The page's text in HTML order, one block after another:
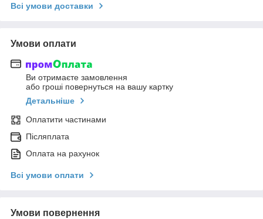
Всі умови доставки
Умови оплати
Ви отримаєте замовлення
або гроші повернуться на вашу картку
Детальніше
Оплатити частинами
Післяплата
Оплата на рахунок
Всі умови оплати
Умови повернення